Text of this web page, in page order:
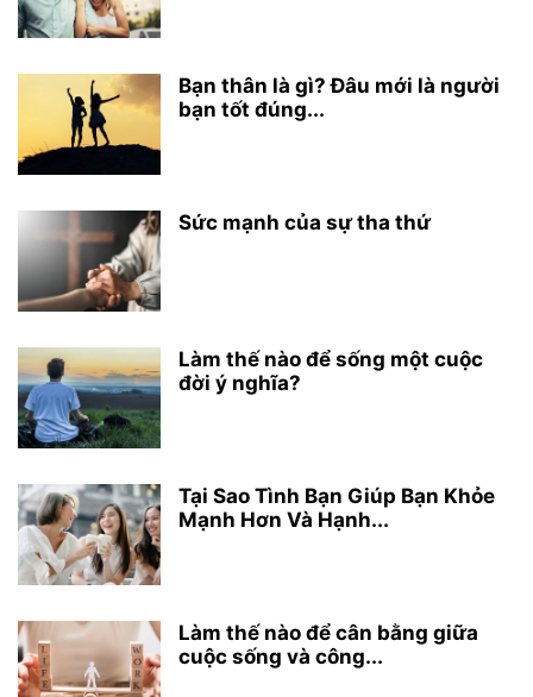
Bạn thân là gì? Đâu mới là người
bạn tốt đúng...
Sức mạnh của sự tha thứ
Làm thế nào để sống một cuộc
đời ý nghĩa?
Tại Sao Tình Bạn Giúp Bạn Khỏe
Mạnh Hơn Và Hạnh...
Làm thế nào để cân bằng giữa
cuộc sống và công...